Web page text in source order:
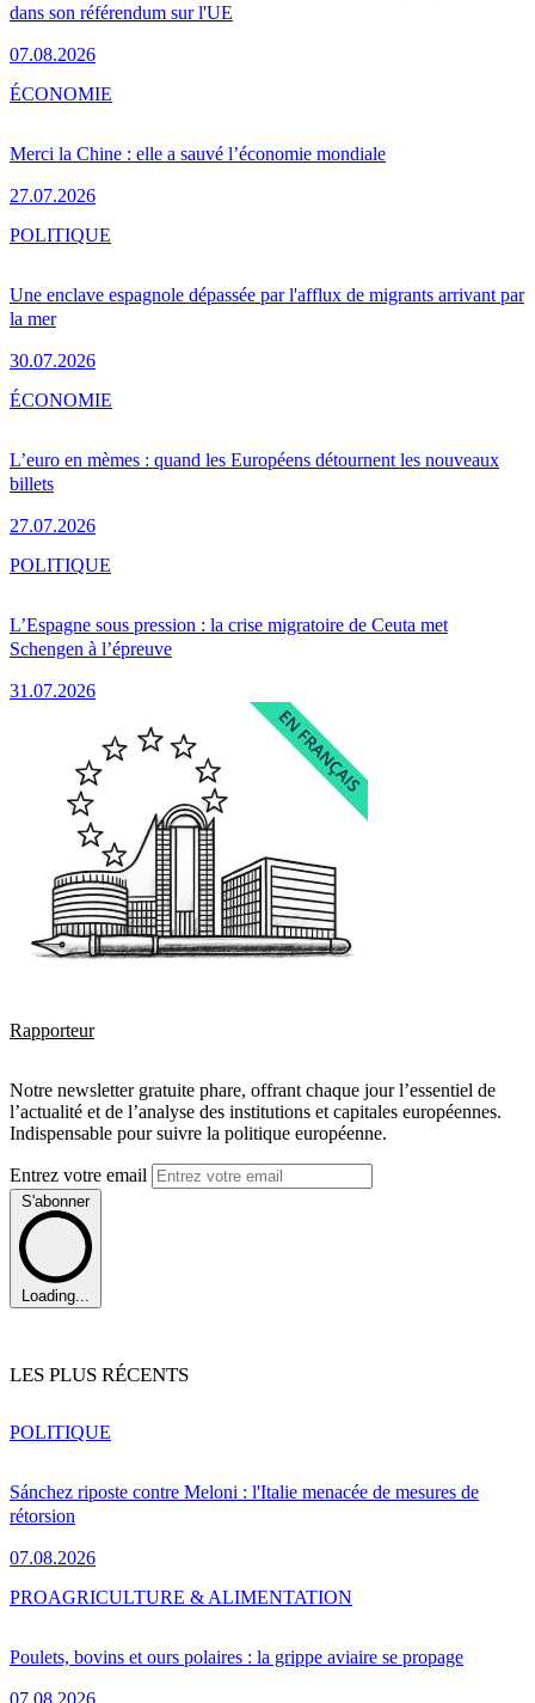
dans son référendum sur l'UE
07.08.2026
Merci la Chine : elle a sauvé l’économie mondiale
27.07.2026
ÉCONOMIE
Une enclave espagnole dépassée par l'afflux de migrants arrivant par
la mer
30.07.2026
POLITIQUE
L’euro en mèmes : quand les Européens détournent les nouveaux
billets
27.07.2026
ÉCONOMIE
L’Espagne sous pression : la crise migratoire de Ceuta met
Schengen à l’épreuve
31.07.2026
POLITIQUE
Rapporteur
Notre newsletter gratuite phare, offrant chaque jour l’essentiel de
l’actualité et de l’analyse des institutions et capitales européennes.
Indispensable pour suivre la politique européenne.
Entrez votre email
S'abonner
Loading...
LES PLUS RÉCENTS
Sánchez riposte contre Meloni : l'Italie menacée de mesures de
rétorsion
07.08.2026
POLITIQUE
Poulets, bovins et ours polaires : la grippe aviaire se propage
PROAGRICULTURE & ALIMENTATION